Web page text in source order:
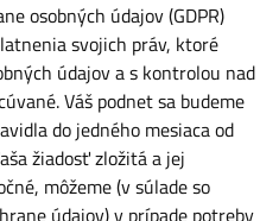
osobných údajov (GDPR)
svojich práv, ktoré
údajov a s kontrolou nad
Váš podnet sa budeme
do jedného mesiaca od
žiadosť zložitá a jej
môžeme (v súlade so
údajov) v prípade potreby